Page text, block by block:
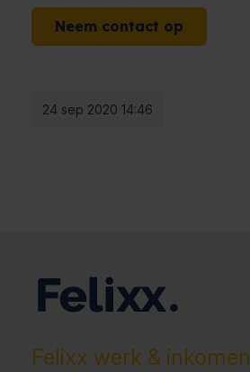
Neem contact op
24 sep 2020 14:46
Felixx werk & inkomen